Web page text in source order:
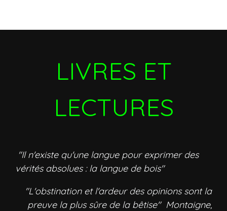
LIVRES ET
LECTURES
"Il n'existe qu'une langue pour exprimer des
vérités absolues : la langue de bois"
"L'obstination et l'ardeur des opinions sont la
preuve la plus sûre de la bêtise" Montaigne,